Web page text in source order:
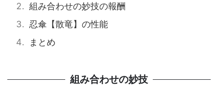
組み合わせの妙技の報酬
忍傘【散竜】の性能
まとめ
組み合わせの妙技